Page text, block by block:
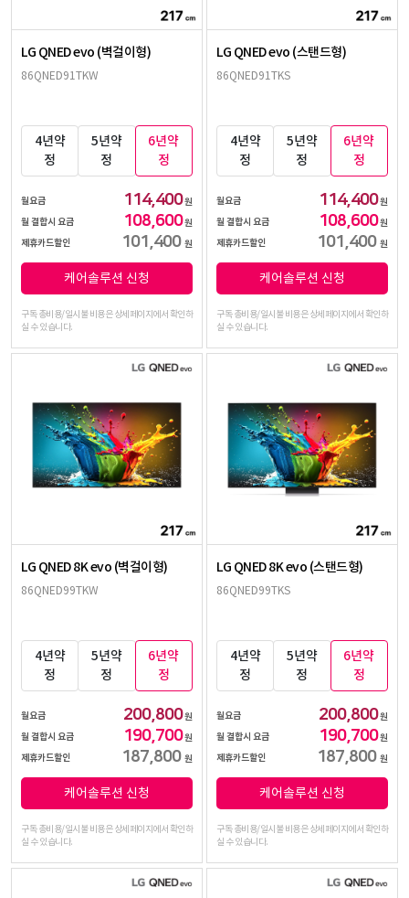
LG QNED evo (벽걸이형)
86QNED91TKW
4년약
정
5년약
정
6년약
정
월요금 114,400원
월 결합시 요금
108,600원
제휴카드할인
101,400 원
케어솔루션 신청
구독 총비용/일시불 비용은 상세페이지에서 확인하
실 수 있습니다.
LG QNED evo (스탠드형)
86QNED91TKS
4년약
정
5년약
정
6년약
정
월요금 114,400원
월 결합시 요금
108,600원
제휴카드할인
101,400 원
케어솔루션 신청
구독 총비용/일시불 비용은 상세페이지에서 확인하
실 수 있습니다.
LG QNED 8K evo (벽걸이형)
86QNED99TKW
4년약
정
5년약
정
6년약
정
월요금 200,800원
월 결합시 요금
190,700원
제휴카드할인
187,800 원
케어솔루션 신청
구독 총비용/일시불 비용은 상세페이지에서 확인하
실 수 있습니다.
LG QNED 8K evo (스탠드형)
86QNED99TKS
4년약
정
5년약
정
6년약
정
월요금 200,800원
월 결합시 요금
190,700원
제휴카드할인
187,800 원
케어솔루션 신청
구독 총비용/일시불 비용은 상세페이지에서 확인하
실 수 있습니다.